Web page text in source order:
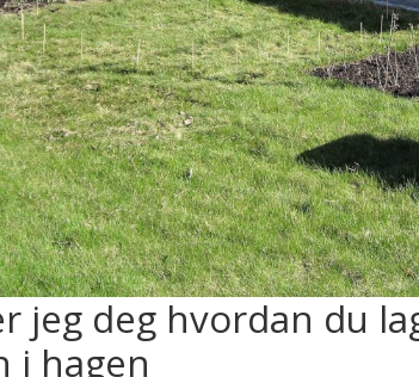
jeg deg hvordan du
i hagen